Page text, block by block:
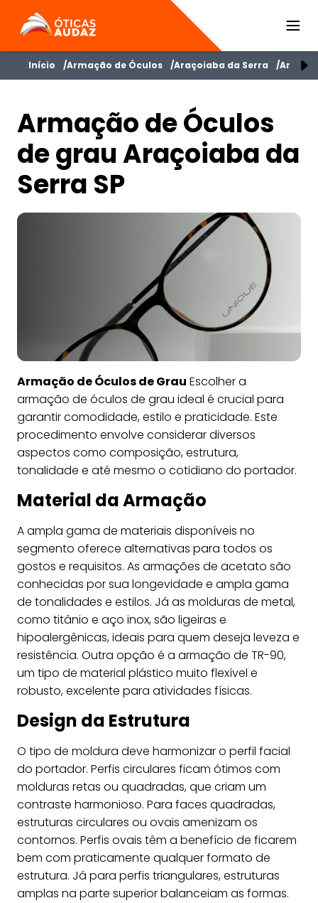
ÓTICAS AUDAZ
Início Armação de Óculos Araçoiaba da Serra
Armação de Óculos
de grau Araçoiaba da
Serra SP
Armação de Óculos de Grau Escolher a
armação de óculos de grau ideal é crucial para
garantir comodidade, estilo e praticidade. Este
procedimento envolve considerar diversos
aspectos como composição, estrutura,
tonalidade e até mesmo o cotidiano do portador.
Material da Armação
A ampla gama de materiais disponíveis no
segmento oferece alternativas para todos os
gostos e requisitos. As armações de acetato são
conhecidas por sua longevidade e ampla gama
de tonalidades e estilos. Já as molduras de metal,
como titânio e aço inox, são ligeiras e
hipoalergênicas, ideais para quem deseja leveza e
resistência. Outra opção é a armação de TR-90,
um tipo de material plástico muito flexível e
robusto, excelente para atividades físicas.
Design da Estrutura
O tipo de moldura deve harmonizar o perfil facial
do portador. Perfis circulares ficam ótimos com
molduras retas ou quadradas, que criam um
contraste harmonioso. Para faces quadradas,
estruturas circulares ou ovais amenizam os
contornos. Perfis ovais têm a benefício de ficarem
bem com praticamente qualquer formato de
estrutura. Já para perfis triangulares, estruturas
amplas na parte superior balanceiam as formas.